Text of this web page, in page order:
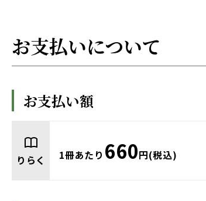
お支払いについて
お支払い額
りらく 1冊あたり 660円(税込)